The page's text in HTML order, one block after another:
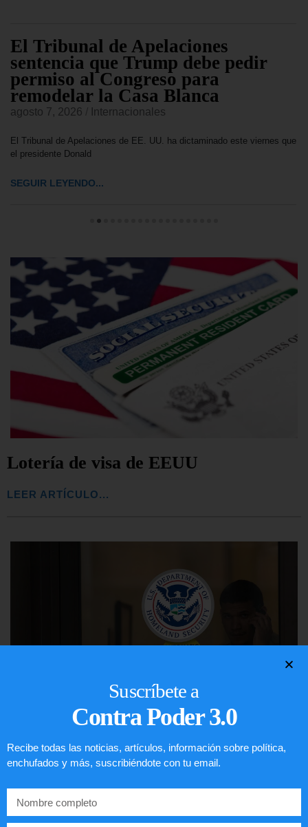
de
en
cerca de USD$
Investido presidente de
Abelardo de la Espriella
agosto 7, 2026 / Internacionales
Abelardo de la Espriella ha tomado posesión este
Lotería de visa de EEUU
LEER ARTÍCULO...
Comunistas no son bienvenidos en
EE.UU.
LEER ARTÍCULO...
Suscríbete a
Contra Poder 3.0
Recibe todas las noticias, artículos, información sobre política,
enchufados y más, suscribiéndote con tu email.